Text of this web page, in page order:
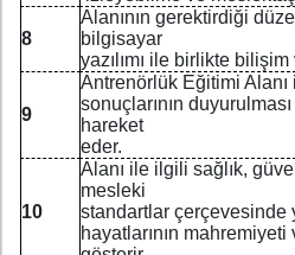
8
Alanının gerektirdiği
bilgisayar
yazılımı ile birlikte
9
Antrenörlük Eğitimi
sonuçlarının
hareket
eder.
10
Alanı ile ilgili sağlık,
mesleki
standartlar çerçevesinde
hayatlarının